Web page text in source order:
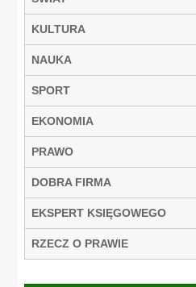
KULTURA
NAUKA
SPORT
EKONOMIA
PRAWO
DOBRA FIRMA
EKSPERT KSIĘGOWEGO
RZECZ O PRAWIE